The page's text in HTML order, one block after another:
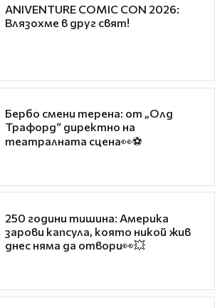
ANIVENTURE COMIC CON 2026:
Влязохме в друг свят!
Бербо смени терена: от „Олд
Трафорд“ директно на
театралната сцена👀⚽
250 години тишина: Америка
зарови капсула, която никой жив
днес няма да отвори👀💥